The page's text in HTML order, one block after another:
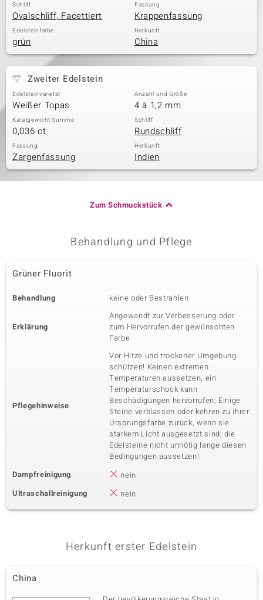
Schliff
Ovalschliff, Facettiert
Fassung
Krappenfassung
Edelsteinfarbe
grün
Herkunft
China
Zweiter Edelstein
Edelsteinvarietät
Weißer Topas
Anzahl und Größe
4 à 1,2 mm
Karatgewicht Summe
0,036 ct
Schliff
Rundschliff
Fassung
Zargenfassung
Herkunft
Indien
Zum Schmuckstück
Behandlung und Pflege
Grüner Fluorit
Behandlung keine oder Bestrahlen
Erklärung
Angewandt zur Verbesserung oder
zum Hervorrufen der gewünschten
Farbe
Pflegehinweise
Vor Hitze und trockener Umgebung
schützen! Keinen extremen
Temperaturen aussetzen, ein
Temperaturschock kann
Beschädigungen hervorrufen; Einige
Steine verblassen oder kehren zu ihrer
Ursprungsfarbe zurück, wenn sie
starkem Licht ausgesetzt sind; die
Edelsteine nicht unnötig lange diesen
Bedingungen aussetzen!
Dampfreinigung
nein
Ultraschallreinigung
nein
Herkunft erster Edelstein
China